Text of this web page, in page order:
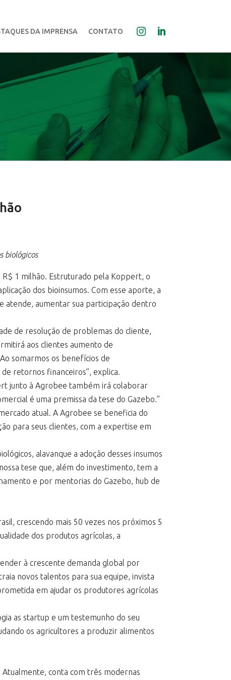
DA IMPRENSA CONTATO
biológicos
1 milhão. Estruturado pela Koppert, o
dos bioinsumos. Com esse aporte, a
atende, aumentar sua participação dentro
de resolução de problemas do cliente,
aos clientes aumento de
somarmos os benefícios de
retornos financeiros”, explica.
junto à Agrobee também irá colaborar
é uma premissa da tese do Gazebo.”
atual. A Agrobee se beneficia do
para seus clientes, com a expertise em
alavanque a adoção desses insumos
tese que, além do investimento, tem a
e por mentorias do Gazebo, hub de
crescendo mais 50 vezes nos próximos 5
dos produtos agrícolas, a
à crescente demanda global por
novos talentos para sua equipe, invista
em ajudar os produtores agrícolas
as startup e um testemunho do seu
os agricultores a produzir alimentos
conta com três modernas